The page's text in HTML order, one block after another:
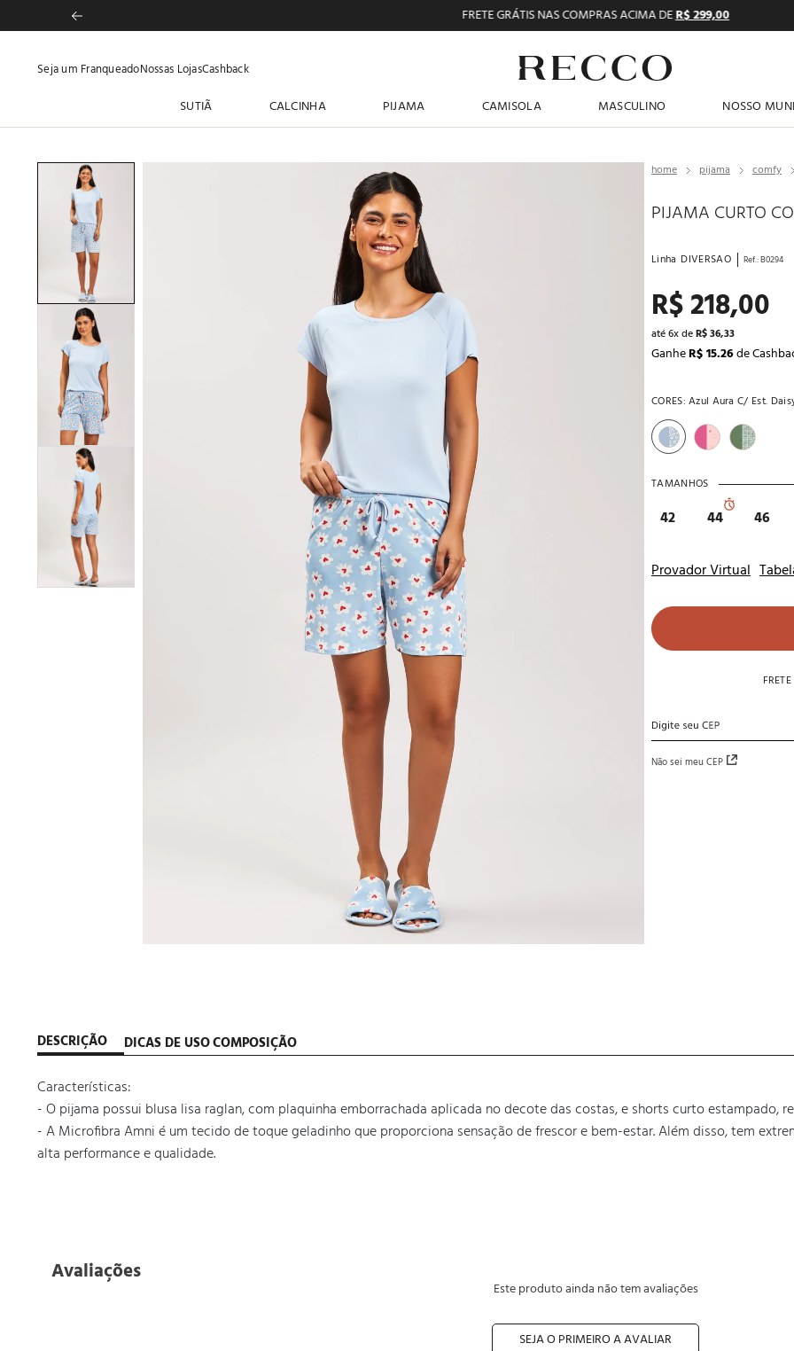
FRETE GRÁTIS NAS COMPRAS ACIMA DER$ 299,00
Seja um FranqueadoNossas LojasCashback
SUTIÃ CALCINHA PIJAMA CAMISOLA MASCULINO NOSSO
pijama comfy
PIJAMA CURTO
Linha DIVERSAO Ref.:B0294
R$218,00
até6x deR$36,33
GanheR$ 15.26de
CORES: Azul Aura C/ Est.
TAMANHOS
42 44 46
Provador Virtual
Não sei meu CEP
DESCRIÇÃO DICAS DE USOCOMPOSIÇÃO
Características:
- O pijama possui blusa lisa raglan, com plaquinha emborrachada aplicada no decote das costas, e shorts curto
- A Microfibra Amni é um tecido de toque geladinho que proporciona sensação de frescor e bem-estar. Além disso, tem
alta performance e qualidade.
Avaliações
Este produto ainda não tem avaliações
SEJA O PRIMEIRO A AVALIAR
1º pijama feminino
2º shortdoll
9 calcinhas
noivas